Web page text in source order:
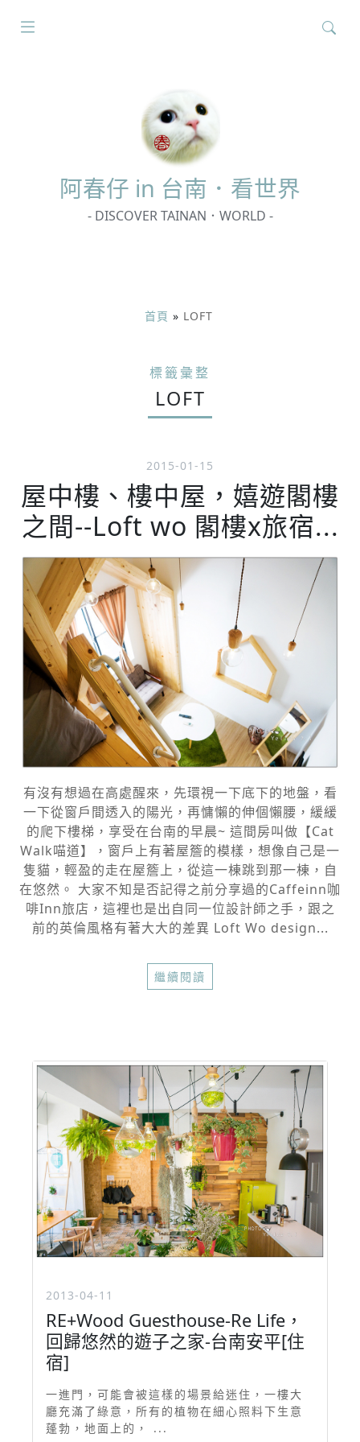
阿春仔 in 台南．看世界
- DISCOVER TAINAN．WORLD -
首頁 » LOFT
標籤彙整
LOFT
2015-01-15
屋中樓、樓中屋，嬉遊閣樓
之間--Loft wo 閣樓x旅宿...
有沒有想過在高處醒來，先環視一下底下的地盤，看
一下從窗戶間透入的陽光，再慵懶的伸個懶腰，緩緩
的爬下樓梯，享受在台南的早晨~ 這間房叫做【Cat
Walk喵道】，窗戶上有著屋簷的模樣，想像自己是一
隻貓，輕盈的走在屋簷上，從這一棟跳到那一棟，自
在悠然。 大家不知是否記得之前分享過的Caffeinn咖
啡Inn旅店，這裡也是出自同一位設計師之手，跟之
前的英倫風格有著大大的差異 Loft Wo design...
繼續閱讀
2013-04-11
RE+Wood Guesthouse-Re Life，
回歸悠然的遊子之家-台南安平[住
宿]
一進門，可能會被這樣的場景給迷住，一樓大
廳充滿了綠意，所有的植物在細心照料下生意
蓬勃，地面上的， ...